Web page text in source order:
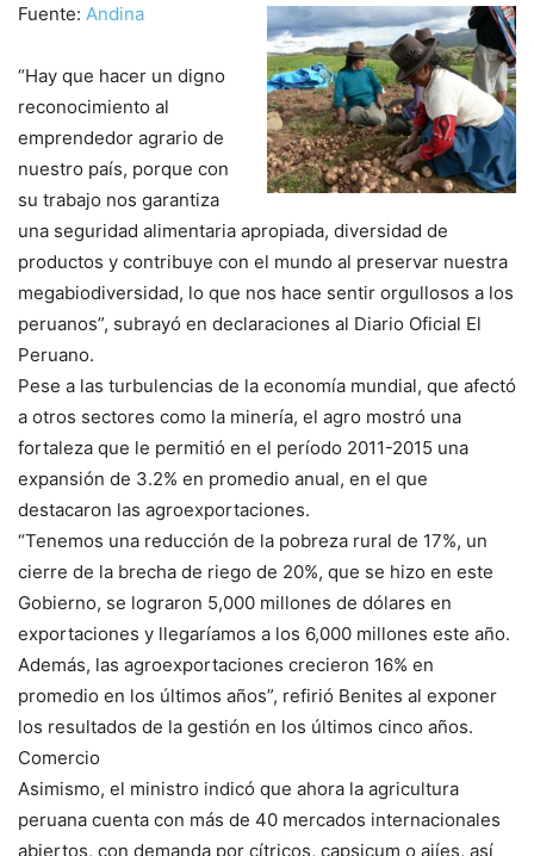
Fuente: Andina
“Hay que hacer un digno
reconocimiento al
emprendedor agrario de
nuestro país, porque con
su trabajo nos garantiza
una seguridad alimentaria apropiada, diversidad de
productos y contribuye con el mundo al preservar nuestra
megabiodiversidad, lo que nos hace sentir orgullosos a los
peruanos”, subrayó en declaraciones al Diario Oficial El
Peruano.
Pese a las turbulencias de la economía mundial, que afectó
a otros sectores como la minería, el agro mostró una
fortaleza que le permitió en el período 2011-2015 una
expansión de 3.2% en promedio anual, en el que
destacaron las agroexportaciones.
“Tenemos una reducción de la pobreza rural de 17%, un
cierre de la brecha de riego de 20%, que se hizo en este
Gobierno, se lograron 5,000 millones de dólares en
exportaciones y llegaríamos a los 6,000 millones este año.
Además, las agroexportaciones crecieron 16% en
promedio en los últimos años”, refirió Benites al exponer
los resultados de la gestión en los últimos cinco años.
Comercio
Asimismo, el ministro indicó que ahora la agricultura
peruana cuenta con más de 40 mercados internacionales
abiertos, con demanda por cítricos, capsicum o ajíes, así